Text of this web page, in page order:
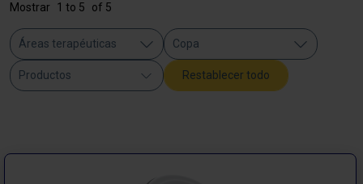
Mostrar 1 to 5 of 5
Áreas terapéuticas Copa
Productos Restablecer todo